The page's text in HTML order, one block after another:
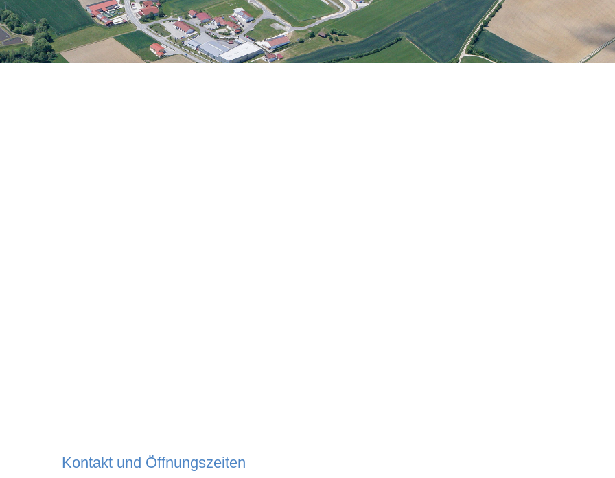
Kontakt und Öffnungszeiten